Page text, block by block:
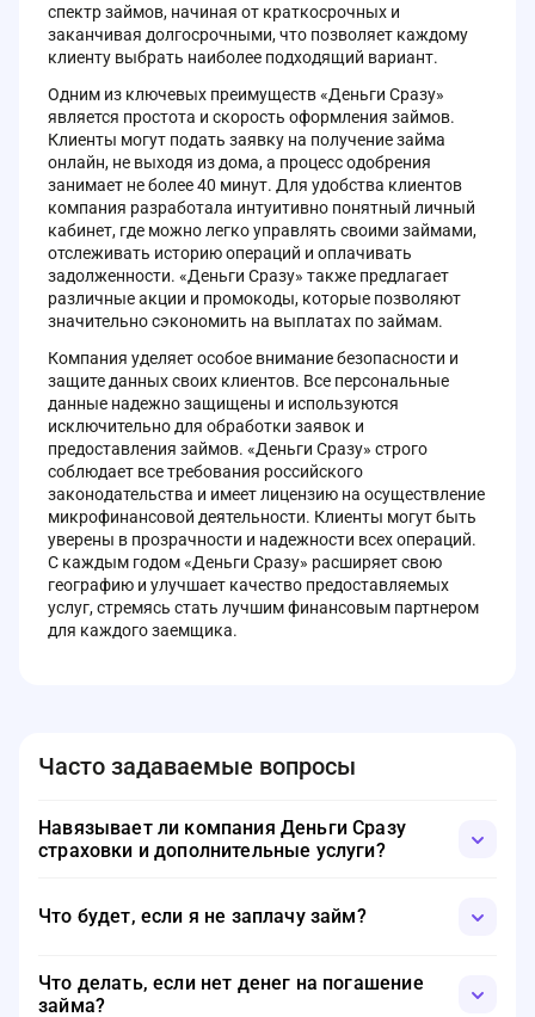
спектр займов, начиная от краткосрочных и
заканчивая долгосрочными, что позволяет каждому
клиенту выбрать наиболее подходящий вариант.
Одним из ключевых преимуществ «Деньги Сразу»
является простота и скорость оформления займов.
Клиенты могут подать заявку на получение займа
онлайн, не выходя из дома, а процесс одобрения
занимает не более 40 минут. Для удобства клиентов
компания разработала интуитивно понятный личный
кабинет, где можно легко управлять своими займами,
отслеживать историю операций и оплачивать
задолженности. «Деньги Сразу» также предлагает
различные акции и промокоды, которые позволяют
значительно сэкономить на выплатах по займам.
Компания уделяет особое внимание безопасности и
защите данных своих клиентов. Все персональные
данные надежно защищены и используются
исключительно для обработки заявок и
предоставления займов. «Деньги Сразу» строго
соблюдает все требования российского
законодательства и имеет лицензию на осуществление
микрофинансовой деятельности. Клиенты могут быть
уверены в прозрачности и надежности всех операций.
С каждым годом «Деньги Сразу» расширяет свою
географию и улучшает качество предоставляемых
услуг, стремясь стать лучшим финансовым партнером
для каждого заемщика.
Часто задаваемые вопросы
Навязывает ли компания Деньги Сразу
страховки и дополнительные услуги?
дополнительные услуги. Однако, при оформлении займа
страховку или дополнительные услуги, вы всегда
можете отказаться от них на этапе заполнения анкеты.
Что будет, если я не заплачу займ?
собой несколько негативных последствий. Прежде
всего, ваша кредитная история ухудшится, что
Что делать, если нет денег на погашение
займа?